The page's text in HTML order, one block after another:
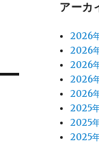
アーカ
2026
2026
2026
2026
2026
2025
2025
2025